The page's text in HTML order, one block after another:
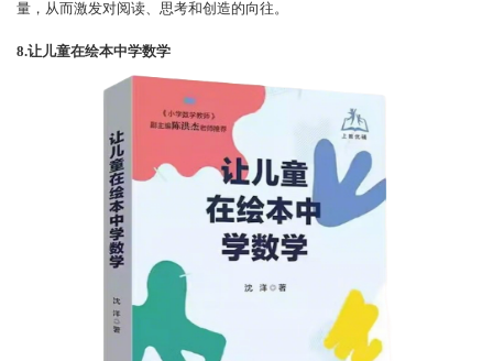
量，从而激发对阅读、思考和创造的向往。
8.让儿童在绘本中学数学